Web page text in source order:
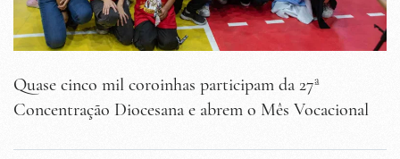
Quase cinco mil coroinhas participam da 27ª
Concentração Diocesana e abrem o Mês Vocacional